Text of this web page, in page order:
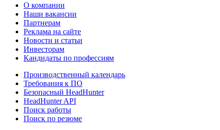
О компании
Наши вакансии
Партнерам
Реклама на сайте
Новости и статьи
Инвесторам
Кандидаты по профессиям
Производственный календарь
Требования к ПО
Безопасный HeadHunter
HeadHunter API
Поиск работы
Поиск по резюме